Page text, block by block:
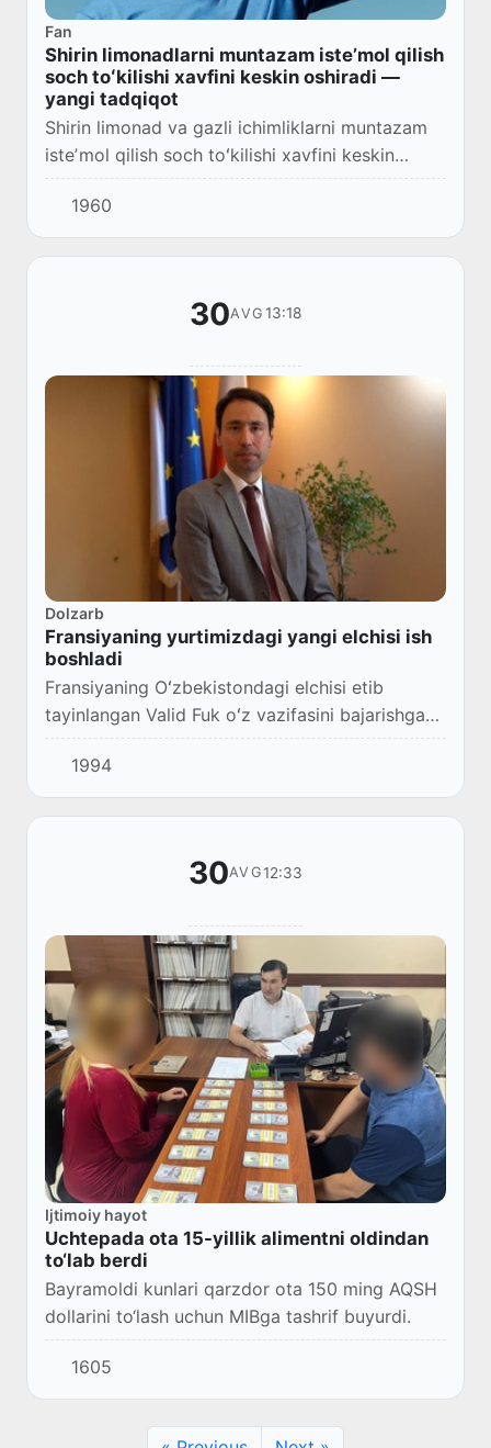
Fan
Shirin limonadlarni muntazam isteʼmol qilish
soch toʻkilishi xavfini keskin oshiradi —
yangi tadqiqot
Shirin limonad va gazli ichimliklarni muntazam
isteʼmol qilish soch toʻkilishi xavfini keskin
oshiradi.
1960
30AVG 13:18
Dolzarb
Fransiyaning yurtimizdagi yangi elchisi ish
boshladi
Fransiyaning Oʻzbekistondagi elchisi etib
tayinlangan Valid Fuk oʻz vazifasini bajarishga
kirishdi, deb xabar berdi elchixona matbuot
xizmati.
1994
30AVG12:33
Ijtimoiy hayot
Uchtepada ota 15-yillik alimentni oldindan
to‘lab berdi
Bayramoldi kunlari qarzdor ota 150 ming AQSH
dollarini to‘lash uchun MIBga tashrif buyurdi.
1605